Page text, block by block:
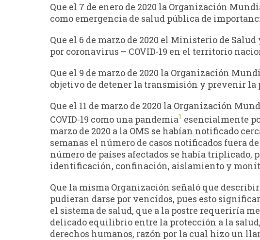
Que el 7 de enero de 2020 la Organización
como emergencia de salud pública de
Que el 6 de marzo de 2020 el Ministerio de
por coronavirus – COVID-19 en el territorio
Que el 9 de marzo de 2020 la Organización
objetivo de detener la transmisión y prevenir la
Que el 11 de marzo de 2020 la Organización
COVID-19 como una pandemia1 esencialmente
marzo de 2020 a la OMS se habían notificado
semanas el número de casos notificados fuera
número de países afectados se había triplicado,
identificación, confinación, aislamiento y
Que la misma Organización señaló que
pudieran darse por vencidos, pues esto
el sistema de salud, que a la postre requeriría
delicado equilibrio entre la protección a la
derechos humanos, razón por la cual hizo un